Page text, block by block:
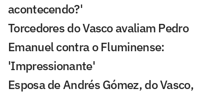
acontecendo?'
Torcedores do Vasco avaliam Pedro
Emanuel contra o Fluminense:
'Impressionante'
Esposa de Andrés Gómez, do Vasco,